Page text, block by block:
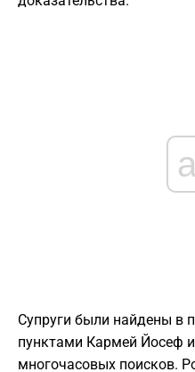
Супруги были найдены в
пунктами Кармей Йосеф
многочасовых поисков.